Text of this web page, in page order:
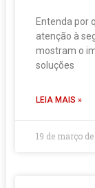
Entenda por
atenção à
mostram o
soluções
LEIA MAIS »
19 de março